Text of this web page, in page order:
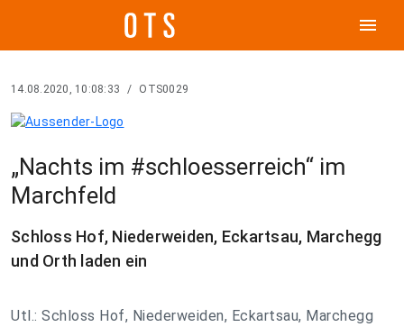
menu
14.08.2020, 10:08:33 / OTS0029
„Nachts im #schloesserreich“ im
Marchfeld
Schloss Hof, Niederweiden, Eckartsau, Marchegg
und Orth laden ein
Utl.: Schloss Hof, Niederweiden, Eckartsau, Marchegg